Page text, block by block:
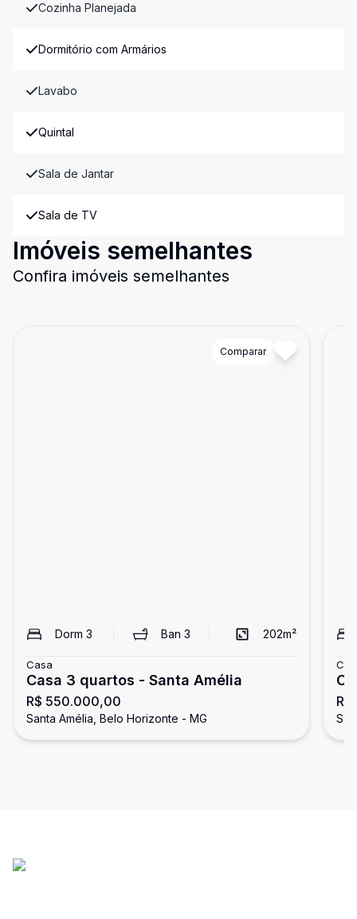
Cozinha Planejada
Dormitório com Armários
Lavabo
Quintal
Sala de Jantar
Sala de TV
Imóveis semelhantes
Confira imóveis semelhantes
Comparar
Dorm 3 Ban3 202m²
Casa
Casa 3 quartos - Santa Amélia
R$ 550.000,00
Santa Amélia, Belo Horizonte - MG